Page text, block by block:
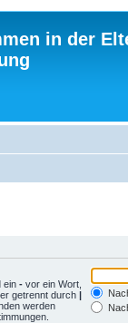
in der
ein - vor ein Wort,
getrennt durch |
werden